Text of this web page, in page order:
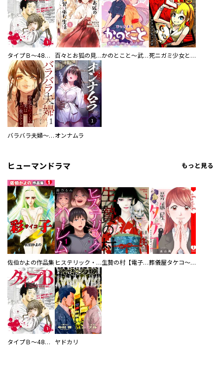
タイプＢ～48時間後、致死率100％～【単話】 百々とお狐の見習い巫女生活【単行本版】 かのとこと～武蔵花町怪話譚～ 【連載版】 死ニガミ少女とスマホ神
バラバラ夫婦～手足をなくした夫はまだ生きてる オンナムラ
ヒューマンドラマ もっと見る
佐伯かよの作品集 ヒステリック・ハーレム～搾られる男と堕ちる女～【電子単行本版】 生贄の村【電子単行本版】 葬儀屋タケコ～あなたの最期、叶えます【電子単行本版】
タイプＢ～48時間後、致死率100％～【単話】 ヤドカリ